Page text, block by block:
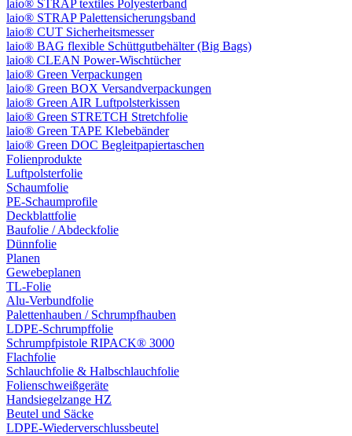
laio® STRAP textiles Polyesterband
laio® STRAP Palettensicherungsband
laio® CUT Sicherheitsmesser
laio® BAG flexible Schüttgutbehälter (Big Bags)
laio® CLEAN Power-Wischtücher
laio® Green Verpackungen
laio® Green BOX Versandverpackungen
laio® Green AIR Luftpolsterkissen
laio® Green STRETCH Stretchfolie
laio® Green TAPE Klebebänder
laio® Green DOC Begleitpapiertaschen
Folienprodukte
Luftpolsterfolie
Schaumfolie
PE-Schaumprofile
Deckblattfolie
Baufolie / Abdeckfolie
Dünnfolie
Planen
Gewebeplanen
TL-Folie
Alu-Verbundfolie
Palettenhauben / Schrumpfhauben
LDPE-Schrumpffolie
Schrumpfpistole RIPACK® 3000
Flachfolie
Schlauchfolie & Halbschlauchfolie
Folienschweißgeräte
Handsiegelzange HZ
Beutel und Säcke
LDPE-Wiederverschlussbeutel